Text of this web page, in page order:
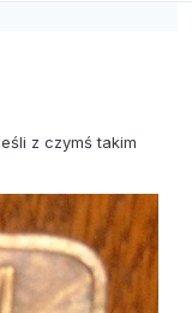
z czymś takim